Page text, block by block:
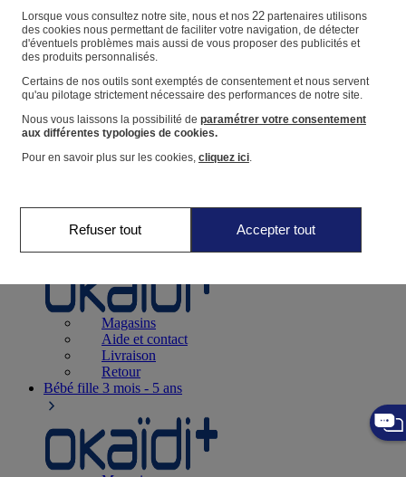
Magasin
Vos informations personnelles
Suivre une commande
Panier
Favoris
Naissance0-12 mois
Magasins
Aide et contact
Livraison
Retour
Bébé fille 3 mois - 5 ans
Lorsque vous consultez notre site, nous et nos 22partenaires utilisons
des cookies nous permettant de faciliter votre navigation, de détecter
d'éventuels problèmes mais aussi de vous proposer des publicités et
des produits personnalisés.
Certains de nos outils sont exemptés de consentement et nous servent
qu'au pilotage strictement nécessaire des performances de notre site.
Nous vous laissons la possibilité de paramétrer votre consentement
aux différentes typologies de cookies.
Pour en savoir plus sur les cookies, cliquez ici.
Refuser tout Accepter tout